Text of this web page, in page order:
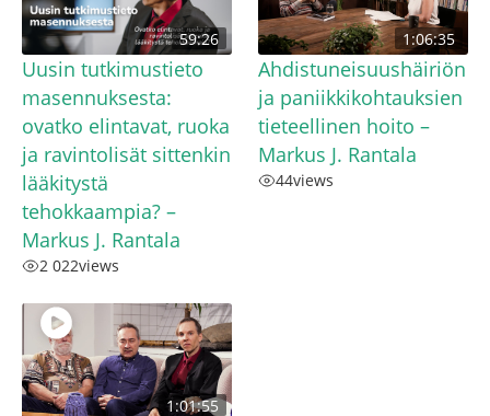
59:26
Uusin tutkimustieto
masennuksesta:
ovatko elintavat, ruoka
ja ravintolisät sittenkin
lääkitystä
tehokkaampia? –
Markus J. Rantala
2 022views
1:06:35
Ahdistuneisuushäiriön
ja paniikkikohtauksien
tieteellinen hoito –
Markus J. Rantala
44views
1:01:55